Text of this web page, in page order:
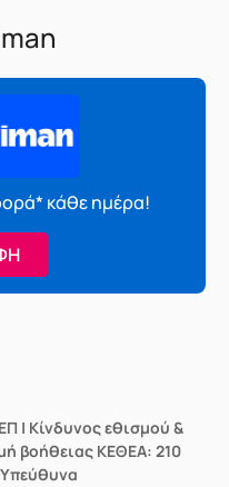
κάθε ημέρα!
| Κίνδυνος εθισμού &
βοήθειας ΚΕΘΕΑ: 210
Υπεύθυνα